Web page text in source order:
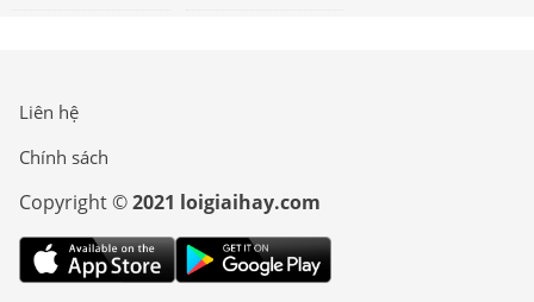
Liên hệ
Chính sách
Copyright ©2021 loigiaihay.com